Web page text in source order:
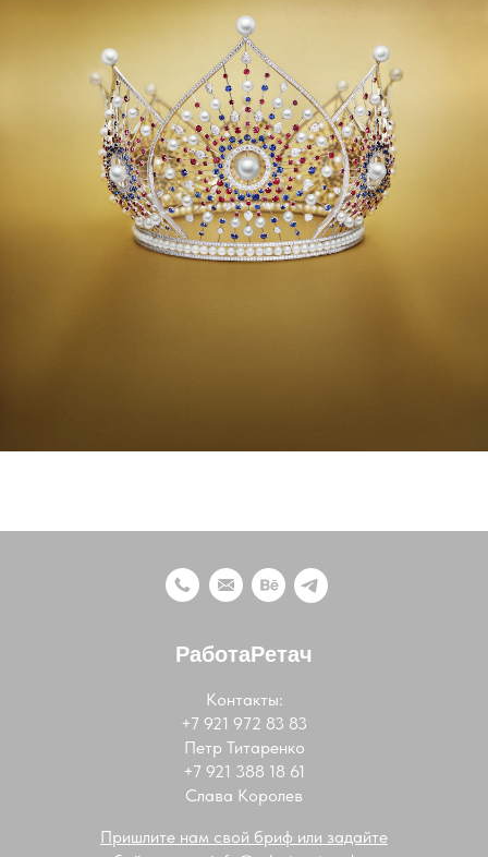
РаботаРетач
Контакты:
+7 921 972 83 83
Петр Титаренко
+7 921 388 18 61
Слава Королев
Пришлите нам свой бриф или задайте